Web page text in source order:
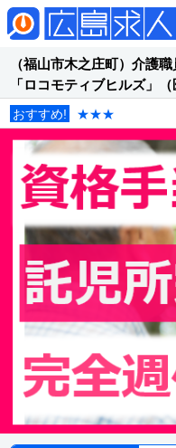
（福山市木之庄町）介護
「ロコモティブヒルズ」（
おすすめ! ★★★